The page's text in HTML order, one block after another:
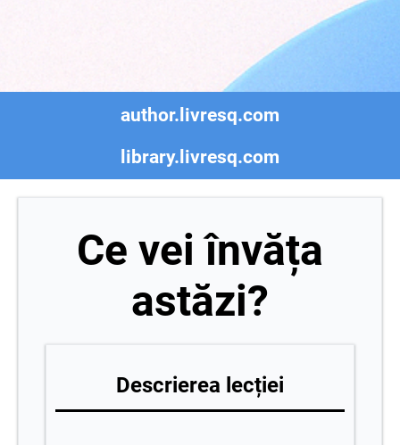
author.livresq.com
library.livresq.com
Ce vei învăța
astăzi?
Descrierea lecției